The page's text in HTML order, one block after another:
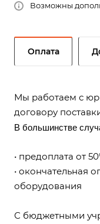
Возможны
Оплата
Мы работаем с
договору
В большинстве
• предоплата от
• окончательная
оборудования
С бюджетными